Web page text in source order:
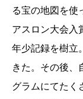
る宝の地図を使
アスロン大会入
年少記録を樹立
きた。その後、
グラムにてたく